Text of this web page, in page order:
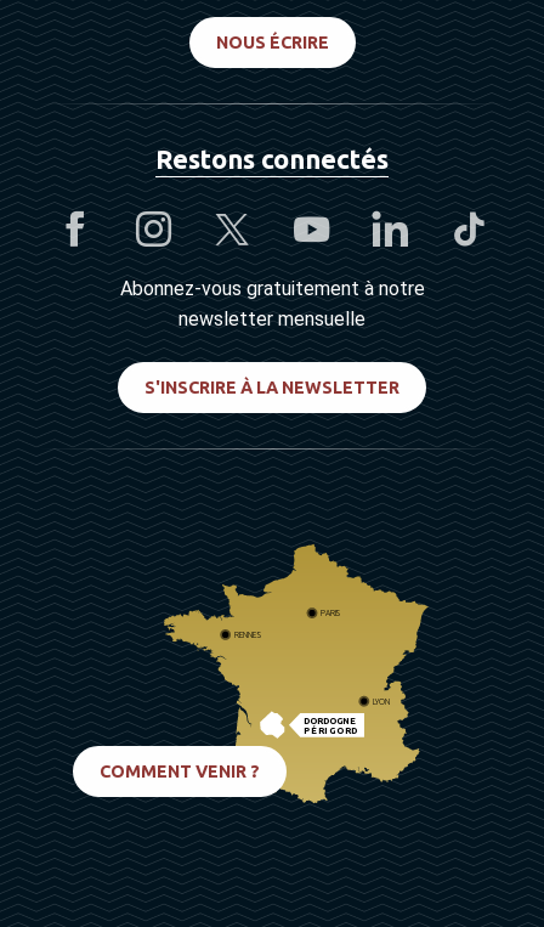
NOUS ÉCRIRE
Restons connectés
Abonnez-vous gratuitement à notre
newsletter mensuelle
S'INSCRIRE À LA NEWSLETTER
DORDOGNE
PÉRIGORD
PARIS
RENNES
LYON
COMMENT VENIR ?